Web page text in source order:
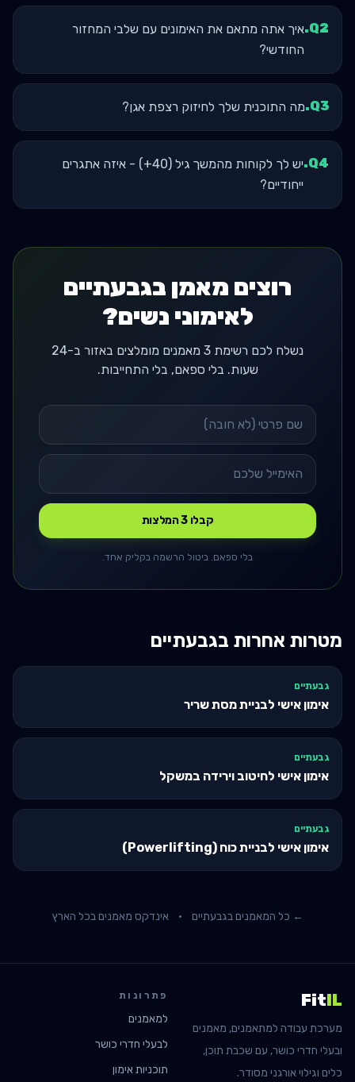
Q2
.איך אתה מתאם את האימונים עם שלבי המחזור
החודשי?
Q3
.מה התוכנית שלך לחיזוק רצפת אגן?
Q4
.
יש לך לקוחות מהמשך גיל (40+) - איזה אתגרים
ייחודיים?
רוצים מאמן בגבעתיים
לאימוני נשים?
נשלח לכם רשימת 3 מאמנים מומלצים באזור ב-24
שעות. בלי ספאם, בלי התחייבות.
קבלו 3 המלצות
בלי ספאם. ביטול הרשמה בקליק אחד.
מטרות אחרות בגבעתיים
גבעתיים
אימון אישי לבניית מסת שריר
גבעתיים
אימון אישי לחיטוב וירידה במשקל
גבעתיים
אימון אישי לבניית כוח (Powerlifting)
← כל המאמנים בגבעתיים · אינדקס מאמנים בכל הארץ
FitIL
מערכת עבודה למתאמנים, מאמנים
ובעלי חדרי כושר, עם שכבת תוכן,
כלים וגילוי אורגני מסודר.
פתרונות
למאמנים
לבעלי חדרי כושר
תוכניות אימון